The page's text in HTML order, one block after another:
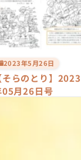
2023年5月26日
そらのとり】2023
05月26日号